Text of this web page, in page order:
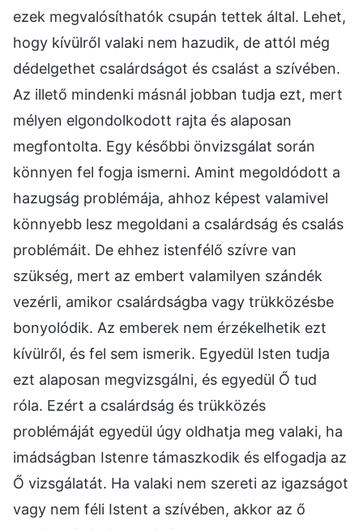
ezek megvalósíthatók csupán tettek által. Lehet,
hogy kívülről valaki nem hazudik, de attól még
dédelgethet csalárdságot és csalást a szívében.
Az illető mindenki másnál jobban tudja ezt, mert
mélyen elgondolkodott rajta és alaposan
megfontolta. Egy későbbi önvizsgálat során
könnyen fel fogja ismerni. Amint megoldódott a
hazugság problémája, ahhoz képest valamivel
könnyebb lesz megoldani a csalárdság és csalás
problémáit. De ehhez istenfélő szívre van
szükség, mert az embert valamilyen szándék
vezérli, amikor csalárdságba vagy trükközésbe
bonyolódik. Az emberek nem érzékelhetik ezt
kívülről, és fel sem ismerik. Egyedül Isten tudja
ezt alaposan megvizsgálni, és egyedül Ő tud
róla. Ezért a csalárdság és trükközés
problémáját egyedül úgy oldhatja meg valaki, ha
imádságban Istenre támaszkodik és elfogadja az
Ő vizsgálatát. Ha valaki nem szereti az igazságot
vagy nem féli Istent a szívében, akkor az ő